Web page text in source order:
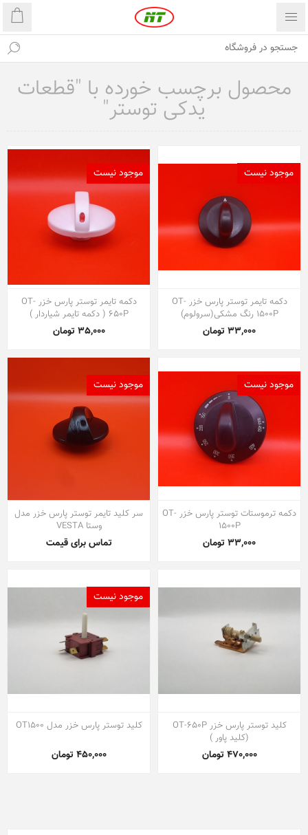
محصول برچسب خورده با "قطعات
یدکی توستر"
موجود نیست
دکمه تایمر توستر پارس خزر OT-
1500P رنگ مشکی(سرولوم)
33,000 تومان
موجود نیست
دکمه تایمر توستر پارس خزر OT-
650P ( دکمه تایمر شیاردار )
35,000 تومان
موجود نیست
دکمه ترموستات توستر پارس خزر OT-
1500P
33,000 تومان
موجود نیست
سر کلید تایمر توستر پارس خزر مدل
وستا VESTA
تماس برای قیمت
کلید توستر پارس خزر OT-650P
(کلید پاور )
470,000 تومان
موجود نیست
کلید توستر پارس خزر مدل OT1500
450,000 تومان